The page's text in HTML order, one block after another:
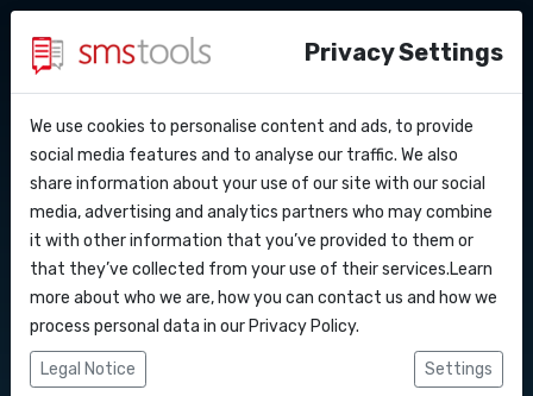
API Docs
Webhooks
Integrationen
Zapier
Warum smstools?
Blog
Service level agreement
Kontakt
Angebot anfordern
SMS Gateway API nach
Senden Sie SMS-Nachrichten über unsere
SMS Gateway API.
Direkt loslegen Angebot anfordern
Privacy Settings
We use cookies to personalise content and ads, to provide
social media features and to analyse our traffic. We also
share information about your use of our site with our social
media, advertising and analytics partners who may combine
it with other information that you’ve provided to them or
that they’ve collected from your use of their services.Learn
more about who we are, how you can contact us and how we
process personal data in our Privacy Policy.
Legal Notice Settings